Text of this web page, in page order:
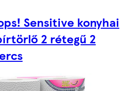
Sensitive konyhai
2 rétegű 2